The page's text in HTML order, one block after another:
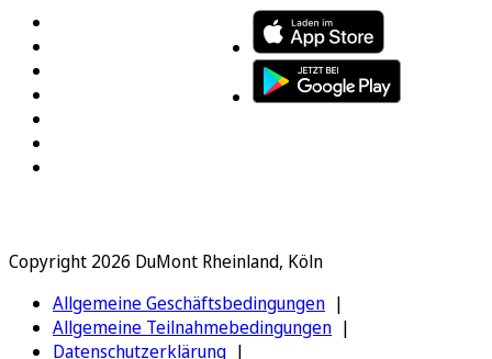
Copyright 2026 DuMont Rheinland, Köln
Allgemeine Geschäftsbedingungen
Allgemeine Teilnahmebedingungen
Datenschutzerklärung